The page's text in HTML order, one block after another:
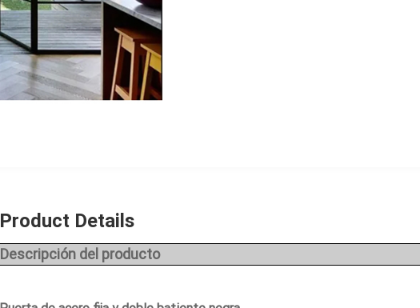
Product Details
Descripción del producto